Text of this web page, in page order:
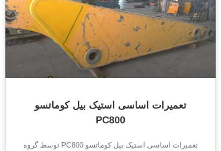
تعمیرات اساسی استیک بیل کوماتسو
PC800
تعمیرات اساسی استیک بیل کوماتسو PC800 توسط گروه